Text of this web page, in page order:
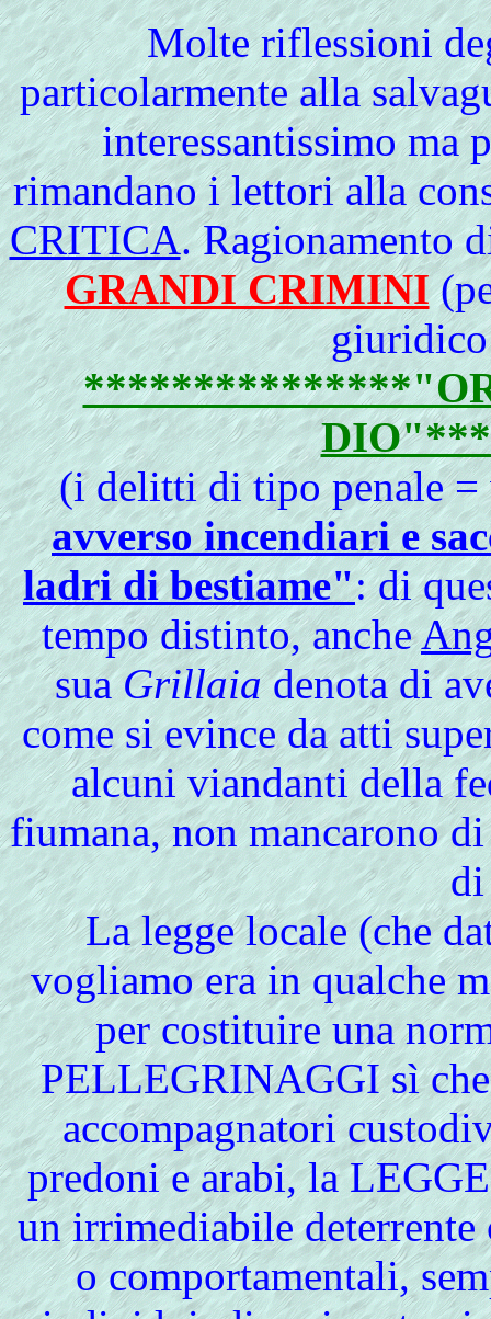
Molteriflessioni
particolarmente alla
interessantissimo ma
rimandano i lettori alla
CRITICA. Ragionamento
GRANDI CRIMINI
(i delitti di tipo penale
avverso incendiari e
ladri di bestiame": di
tempo distinto, anche
suaGrillaiadenota di
come si evince da atti
alcuni viandanti della
fiumana, non mancarono
di
La legge locale (che
vogliamo era in qualche
per costituire una
PELLEGRINAGGI sì
accompagnatori
predoni e arabi, la
un irrimediabile
o comportamentali,